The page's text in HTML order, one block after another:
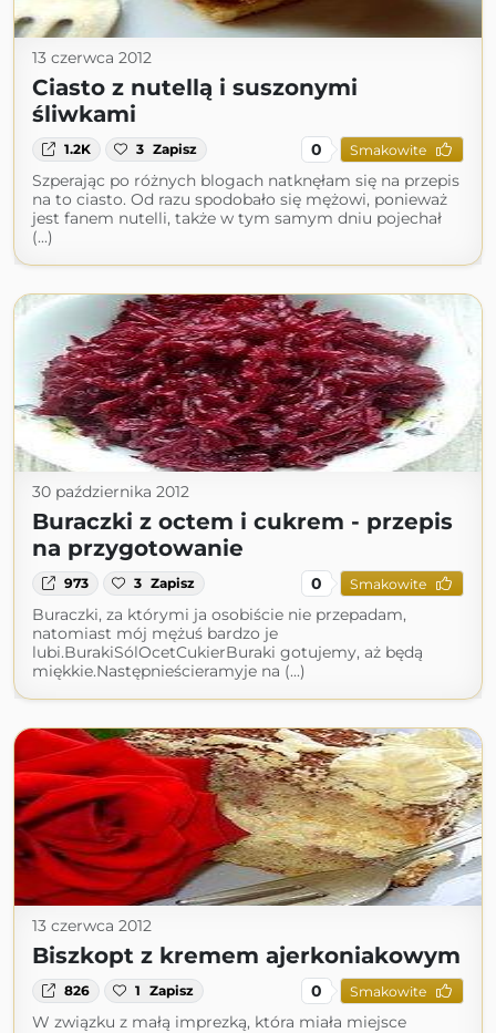
13 czerwca 2012
Ciasto z nutellą i suszonymi
śliwkami
1.2K 3 Zapisz 0 Smakowite
Szperając po różnych blogach natknęłam się na przepis
na to ciasto. Od razu spodobało się mężowi, ponieważ
jest fanem nutelli, także w tym samym dniu pojechał
(...)
30 października 2012
Buraczki z octem i cukrem - przepis
na przygotowanie
973 3 Zapisz 0 Smakowite
Buraczki, za którymi ja osobiście nie przepadam,
natomiast mój mężuś bardzo je
lubi.BurakiSólOcetCukierBuraki gotujemy, aż będą
miękkie.Następnieścieramyje na (...)
13 czerwca 2012
Biszkopt z kremem ajerkoniakowym
826 1 Zapisz 0 Smakowite
W związku z małą imprezką, która miała miejsce